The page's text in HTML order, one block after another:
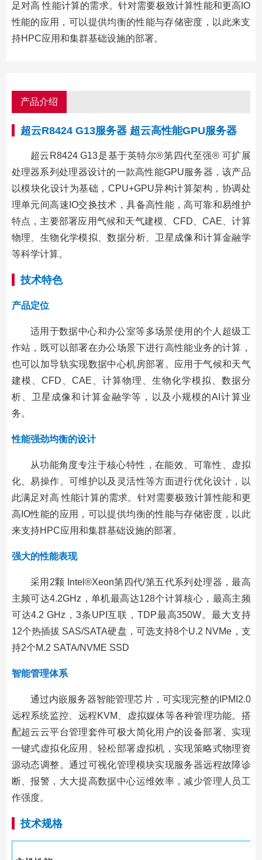
足对高 性能计算的需求。针对需要极致计算性能和更高IO
性能的应用，可以提供均衡的性能与存储密度，以此来支
持HPC应用和集群基础设施的部署。
产品介绍
超云R8424 G13服务器 超云高性能GPU服务器
超云R8424 G13是基于英特尔®第四代至强® 可扩展
处理器系列处理器设计的一款高性能GPU服务器，该产品
以模块化设计为基础，CPU+GPU异构计算架构，协调处
理单元间高速IO交换技术，具备高性能，高可靠和易维护
特点，主要部署应用气候和天气建模、CFD、CAE、计算
物理、生物化学模拟、数据分析、卫星成像和计算金融学
等科学计算。
技术特色
产品定位
适用于数据中心和办公室等多场景使用的个人超级工
作站，既可以部署在办公场景下进行高性能业务的计算，
也可以加导轨实现数据中心机房部署。应用于气候和天气
建模、CFD、CAE、计算物理、生物化学模拟、数据分
析、卫星成像和计算金融学等，以及小规模的AI计算业
务。
性能强劲均衡的设计
从功能角度专注于核心特性，在能效、可靠性、虚拟
化、易操作、可维护以及灵活性等方面进行优化设计，以
此满足对高 性能计算的需求。针对需要极致计算性能和更
高IO性能的应用，可以提供均衡的性能与存储密度，以此
来支持HPC应用和集群基础设施的部署。
强大的性能表现
采用2颗 Intel®Xeon第四代/第五代系列处理器，最高
主频可达4.2GHz，单机最高达128个计算核心，最高主频
可达4.2 GHz，3条UPI互联，TDP最高350W。最大支持
12个热插拔 SAS/SATA硬盘，可选支持8个U.2 NVMe，支
持2个M.2 SATA/NVME SSD
智能管理体系
通过内嵌服务器智能管理芯片，可实现完整的IPMI2.0
远程系统监控、远程KVM、虚拟媒体等各种管理功能。搭
配超云云平台管理套件可极大简化用户的设备部署、实现
一键式虚拟化应用、轻松部署虚拟机，实现策略式物理资
源动态调整。通过可视化管理模块实现服务器远程故障诊
断、报警，大大提高数据中心运维效率，减少管理人员工
作强度。
技术规格